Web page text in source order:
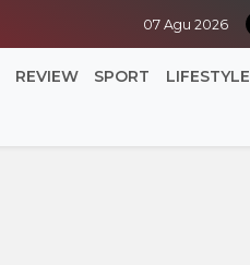
07 Agu 2026
REVIEW SPORT LIFESTYLE